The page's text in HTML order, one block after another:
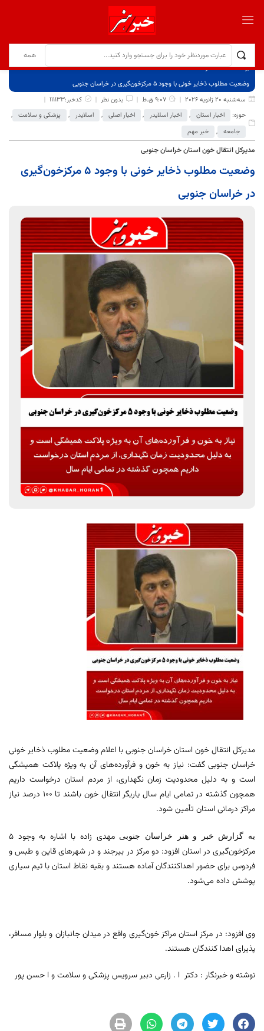
برگ نخست
نوشته‌ها
وضعیت مطلوب ذخایر خونی با وجود ۵ مرکزخون‌گیری در خراسان جنوبی
سه‌شنبه 20 ژانویه 2026
9:07 ق.ظ بدون نظر
کدخبر:111133
حوزه:
اخبار استان , اخبار اسلایدر , اخبار اصلی , اسلایدر , پزشکی و سلامت ,
جامعه , خبر مهم
مدیرکل انتقال خون استان خراسان جنوبی
وضعیت مطلوب ذخایر خونی با وجود ۵ مرکزخون‌گیری
در خراسان جنوبی
مدیرکل انتقال خون استان خراسان جنوبی با اعلام وضعیت مطلوب ذخایر خونی
خراسان جنوبی گفت: نیاز به خون و فرآورده‌های آن به ویژه پلاکت همیشگی
است و به دلیل محدودیت زمان نگهداری، از مردم استان درخواست داریم
همچون گذشته در تمامی ایام سال یاریگر انتقال خون باشند تا ۱۰۰ درصد نیاز
مراکز درمانی استان تأمین شود.
به گزارش خبر و هنر خراسان جنوبی
مهدی زاده با اشاره به وجود ۵
مرکزخون‌گیری در استان افزود: دو مرکز در بیرجند و در شهر‌های قاین و طبس و
فردوس برای حضور اهداکنندگان آماده هستند و بقیه نقاط استان با تیم سیاری
پوشش داده می‌شود.
وی افزود: در مرکز استان مراکز خون‌گیری واقع در میدان جانبازان و بلوار مسافر،
پذیرای اهدا کنندگان هستند.
نوشته و خبرنگار : دکتر ا . زارعی دبیر سرویس پزشکی و سلامت و ا حسن پور